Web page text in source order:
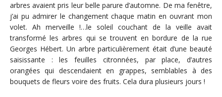
arbres avaient pris leur belle parure d’automne. De ma fenêtre,
j’ai pu admirer le changement chaque matin en ouvrant mon
volet. Ah merveille !…le soleil couchant de la veille avait
transformé les arbres qui se trouvent en bordure de la rue
Georges Hébert. Un arbre particulièrement était d’une beauté
saisissante : les feuilles citronnées, par place, d’autres
orangées qui descendaient en grappes, semblables à des
bouquets de fleurs voire des fruits. Cela dura plusieurs jours !